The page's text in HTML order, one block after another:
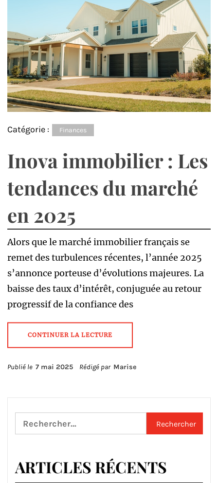
Catégorie : Finances
Inova immobilier : Les
tendances du marché
en 2025
Alors que le marché immobilier français se
remet des turbulences récentes, l’année 2025
s’annonce porteuse d’évolutions majeures. La
baisse des taux d’intérêt, conjuguée au retour
progressif de la confiance des
CONTINUER LA LECTURE
Publié le 7 mai 2025 Rédigé par Marise
Rechercher :
ARTICLES RÉCENTS